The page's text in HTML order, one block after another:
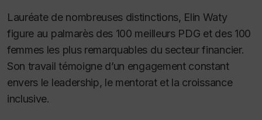
Lauréate de nombreuses distinctions, Elin Waty
figure au palmarès des 100 meilleurs PDG et des 100
femmes les plus remarquables du secteur financier.
Son travail témoigne d’un engagement constant
envers le leadership, le mentorat et la croissance
inclusive.